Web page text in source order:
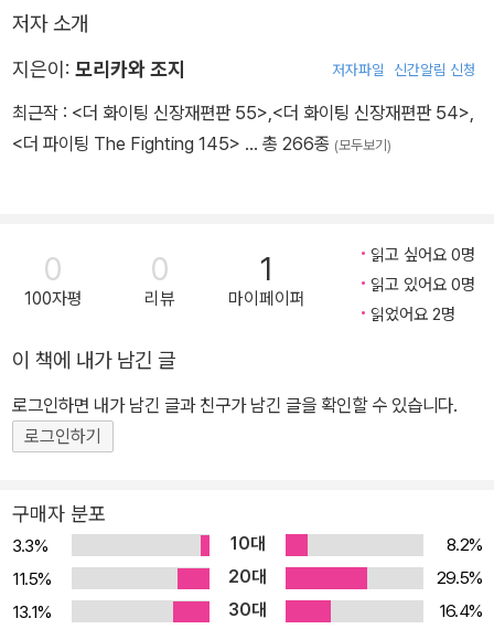
저자 소개
지은이: 모리카와 조지 저자파일 신간알림 신청
최근작 : <더 화이팅 신장재편판 55>,<더 화이팅 신장재편판 54>,
<더 파이팅 The Fighting 145> … 총 266종 (모두보기)
0
100자평
0
리뷰
1
마이페이퍼
읽고 싶어요 0명
읽고 있어요 0명
읽었어요 2명
이 책에 내가 남긴 글
로그인하면 내가 남긴 글과 친구가 남긴 글을 확인할 수 있습니다.
로그인하기
구매자 분포
3.3% 10대
8.2%
11.5%
20대
29.5%
13.1%
30대
16.4%